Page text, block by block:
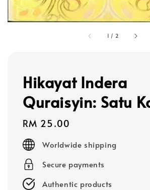
1 / 2
Hikayat Indera
Quraisyin: Satu
Regular
price
RM 25.00
Worldwide shipping
Secure payments
Authentic products